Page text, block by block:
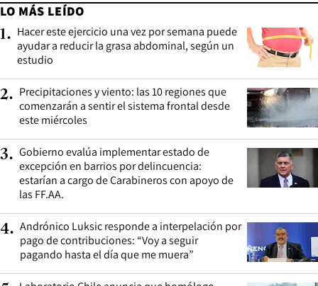
LO MÁS LEÍDO
1. Hacer este ejercicio una vez por semana puede
ayudar a reducir la grasa abdominal, según un
estudio
2. Precipitaciones y viento: las 10 regiones que
comenzarán a sentir el sistema frontal desde
este miércoles
3. Gobierno evalúa implementar estado de
excepción en barrios por delincuencia:
estarían a cargo de Carabineros con apoyo de
las FF.AA.
4. Andrónico Luksic responde a interpelación por
pago de contribuciones: “Voy a seguir
pagando hasta el día que me muera”